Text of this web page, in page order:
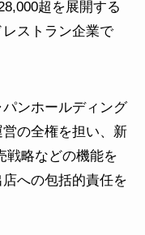
超を展開する
ストラン企業で
ンホールディング
の全権を担い、新
戦略などの機能を
への包括的責任を